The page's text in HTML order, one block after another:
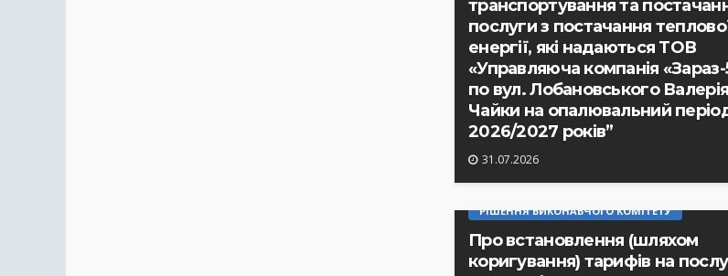
транспортування та
послуги з постачання
енергії, які надаються ТОВ
«Управляюча компанія «Зараз-
по вул. Лобановського
Чайки на опалювальний
2026/2027 років”
31.07.2026
РІШЕННЯ ВИКОНАВЧОГО КОМІТЕТУ
Про встановлення (шляхом
коригування) тарифів на